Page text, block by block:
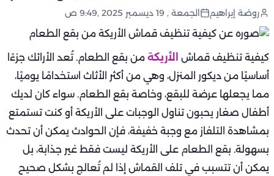
روضة إبراهيم الجمعة , 19 ديسمبر 2025 ,9:49 ص
كيفية تنظيف قماش الأريكة من بقع الطعام. تُعد الأرائك جزءًا
أساسيًا من ديكور المنزل، وهي من أكثر الأثاث استخدامًا يوميًا،
مما يجعلها عرضة للبقع، وخاصة بقع الطعام. سواء كان لديك
أطفال صغار يحبون تناول الوجبات على الأريكة أو كنت تستمتع
بمشاهدة التلفاز مع وجبة خفيفة، فإن الحوادث يمكن أن تحدث
بسهولة. بقع الطعام على الأريكة ليست فقط غير جذابة، بل
يمكن أن تتسبب في تلف القماش إذا لم تُعالج بشكل صحيح